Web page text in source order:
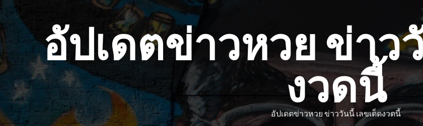
content
อัปเดตข่าวหวย ข่าว
งวดนี้
อัปเดตข่าวหวย ข่าววันนี้ เลขเด็ดงวดนี้